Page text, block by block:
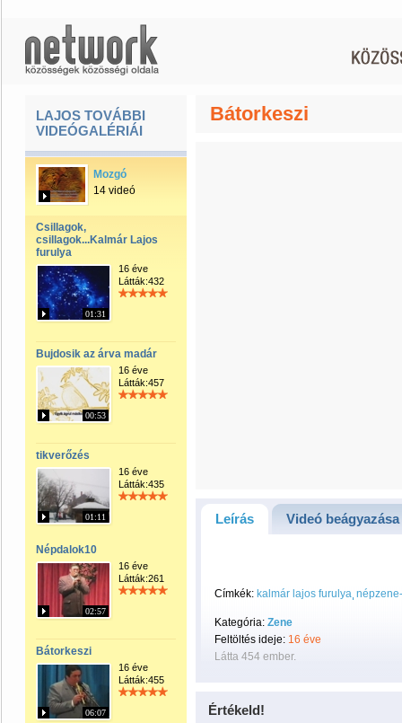
LAJOS TOVÁBBI
VIDEÓGALÉRIÁI
Mozgó
14 videó
Csillagok,
csillagok...Kalmár Lajos
furulya
01:31
16 éve
Látták:432
Bujdosik az árva madár
00:53
16 éve
Látták:457
tikverőzés
01:11
16 éve
Látták:435
Népdalok10
02:57
16 éve
Látták:261
Bátorkeszi
06:07
16 éve
Látták:455
Bátorkeszi
Leírás Videó beágyazása
Címkék: kalmár lajos furulya
Kategória: Zene
Feltöltés ideje: 16 éve
Látta 454 ember.
Értékeld!